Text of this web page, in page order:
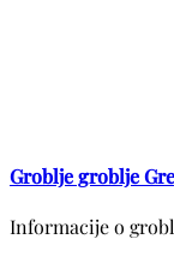
Groblje groblje
Informacije o